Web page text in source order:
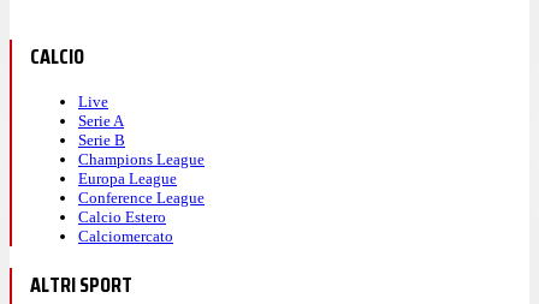
CALCIO
Live
Serie A
Serie B
Champions League
Europa League
Conference League
Calcio Estero
Calciomercato
ALTRI SPORT